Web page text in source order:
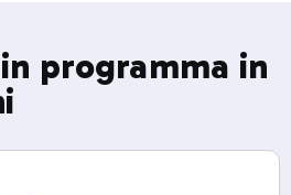
programma in